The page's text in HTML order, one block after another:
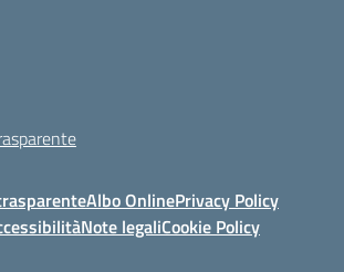
Albo OnlinePrivacy Policy
Note legaliCookie Policy